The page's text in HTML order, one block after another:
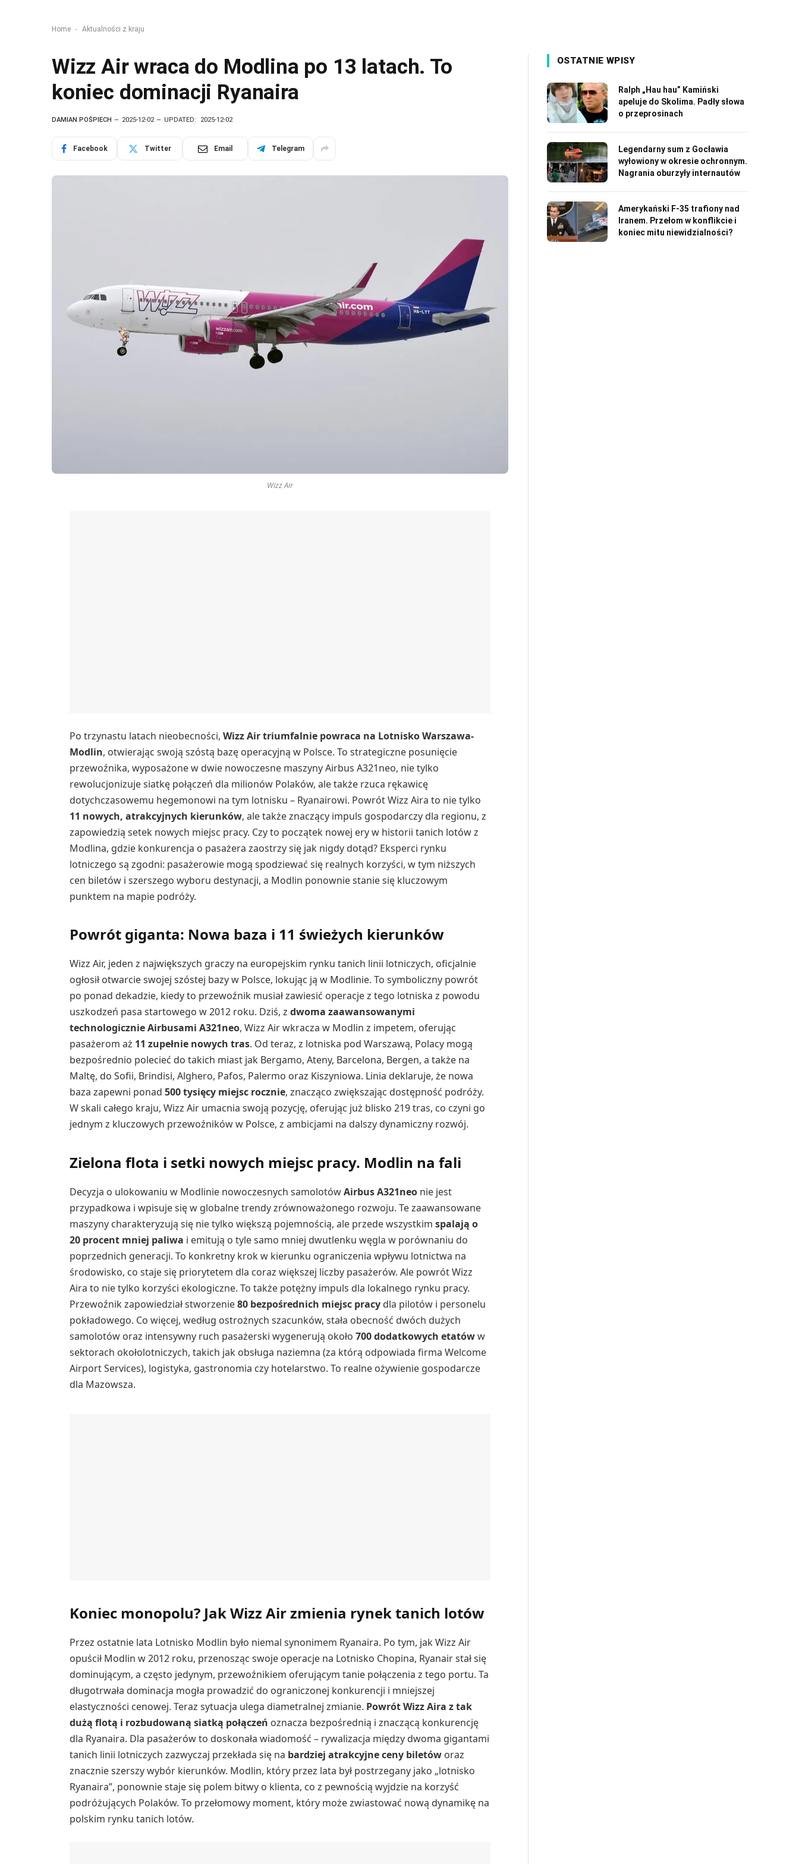
Home - Aktualności z kraju
Wizz Air wraca do Modlina po 13 latach. To
koniec dominacji Ryanaira
DAMIAN POŚPIECH 2025-12-02 UPDATED: 2025-12-02
Facebook Twitter Email Telegram
Wizz Air
Po trzynastu latach nieobecności,Wizz Air triumfalnie powraca na Lotnisko Warszawa-
Modlin, otwierając swoją szóstą bazę operacyjną w Polsce. To strategiczne posunięcie
przewoźnika, wyposażone w dwie nowoczesne maszyny Airbus A321neo, nie tylko
rewolucjonizuje siatkę połączeń dla milionów Polaków, ale także rzuca rękawicę
dotychczasowemu hegemonowi na tym lotnisku – Ryanairowi. Powrót Wizz Aira to nie tylko
11 nowych, atrakcyjnych kierunków, ale także znaczący impuls gospodarczy dla regionu, z
zapowiedzią setek nowych miejsc pracy. Czy to początek nowej ery w historii tanich lotów z
Modlina, gdzie konkurencja o pasażera zaostrzy się jak nigdy dotąd? Eksperci rynku
lotniczego są zgodni: pasażerowie mogą spodziewać się realnych korzyści, w tym niższych
cen biletów i szerszego wyboru destynacji, a Modlin ponownie stanie się kluczowym
punktem na mapie podróży.
Powrót giganta: Nowa baza i 11 świeżych kierunków
Wizz Air, jeden z największych graczy na europejskim rynku tanich linii lotniczych, oficjalnie
ogłosił otwarcie swojej szóstej bazy w Polsce, lokując ją w Modlinie. To symboliczny powrót
po ponad dekadzie, kiedy to przewoźnik musiał zawiesić operacje z tego lotniska z powodu
uszkodzeń pasa startowego w 2012 roku. Dziś, zdwoma zaawansowanymi
technologicznie Airbusami A321neo, Wizz Air wkracza w Modlin z impetem, oferując
pasażerom aż 11 zupełnie nowych tras. Od teraz, z lotniska pod Warszawą, Polacy mogą
bezpośrednio polecieć do takich miast jak Bergamo, Ateny, Barcelona, Bergen, a także na
Maltę, do Sofii, Brindisi, Alghero, Pafos, Palermo oraz Kiszyniowa. Linia deklaruje, że nowa
baza zapewni ponad500 tysięcy miejsc rocznie, znacząco zwiększając dostępność podróży.
W skali całego kraju, Wizz Air umacnia swoją pozycję, oferując już blisko 219 tras, co czyni go
jednym z kluczowych przewoźników w Polsce, z ambicjami na dalszy dynamiczny rozwój.
Zielona flota i setki nowych miejsc pracy. Modlin na fali
Decyzja o ulokowaniu w Modlinie nowoczesnych samolotówAirbus A321neo nie jest
przypadkowa i wpisuje się w globalne trendy zrównoważonego rozwoju. Te zaawansowane
maszyny charakteryzują się nie tylko większą pojemnością, ale przede wszystkimspalają o
20 procent mniej paliwa i emitują o tyle samo mniej dwutlenku węgla w porównaniu do
poprzednich generacji. To konkretny krok w kierunku ograniczenia wpływu lotnictwa na
środowisko, co staje się priorytetem dla coraz większej liczby pasażerów. Ale powrót Wizz
Aira to nie tylko korzyści ekologiczne. To także potężny impuls dla lokalnego rynku pracy.
Przewoźnik zapowiedział stworzenie80 bezpośrednich miejsc pracy dla pilotów i personelu
pokładowego. Co więcej, według ostrożnych szacunków, stała obecność dwóch dużych
samolotów oraz intensywny ruch pasażerski wygenerują około700 dodatkowych etatóww
sektorach okołolotniczych, takich jak obsługa naziemna (za którą odpowiada firma Welcome
Airport Services), logistyka, gastronomia czy hotelarstwo. To realne ożywienie gospodarcze
dla Mazowsza.
Koniec monopolu? Jak Wizz Air zmienia rynek tanich lotów
Przez ostatnie lata Lotnisko Modlin było niemal synonimem Ryanaira. Po tym, jak Wizz Air
opuścił Modlin w 2012 roku, przenosząc swoje operacje na Lotnisko Chopina, Ryanair stał się
dominującym, a często jedynym, przewoźnikiem oferującym tanie połączenia z tego portu. Ta
długotrwała dominacja mogła prowadzić do ograniczonej konkurencji i mniejszej
elastyczności cenowej. Teraz sytuacja ulega diametralnej zmianie. Powrót Wizz Aira z tak
dużą flotą i rozbudowaną siatką połączeń oznacza bezpośrednią i znaczącą konkurencję
dla Ryanaira. Dla pasażerów to doskonała wiadomość – rywalizacja między dwoma gigantami
tanich linii lotniczych zazwyczaj przekłada się na bardziej atrakcyjne ceny biletów oraz
znacznie szerszy wybór kierunków. Modlin, który przez lata był postrzegany jako „lotnisko
Ryanaira”, ponownie staje się polem bitwy o klienta, co z pewnością wyjdzie na korzyść
podróżujących Polaków. To przełomowy moment, który może zwiastować nową dynamikę na
polskim rynku tanich lotów.
OSTATNIE WPISY
Ralph „Hau hau” Kamiński
apeluje do Skolima. Padły słowa
o przeprosinach
Legendarny sum z Gocławia
wyłowiony w okresie ochronnym.
Nagrania oburzyły internautów
Amerykański F-35 trafiony nad
Iranem. Przełom w konflikcie i
koniec mitu niewidzialności?